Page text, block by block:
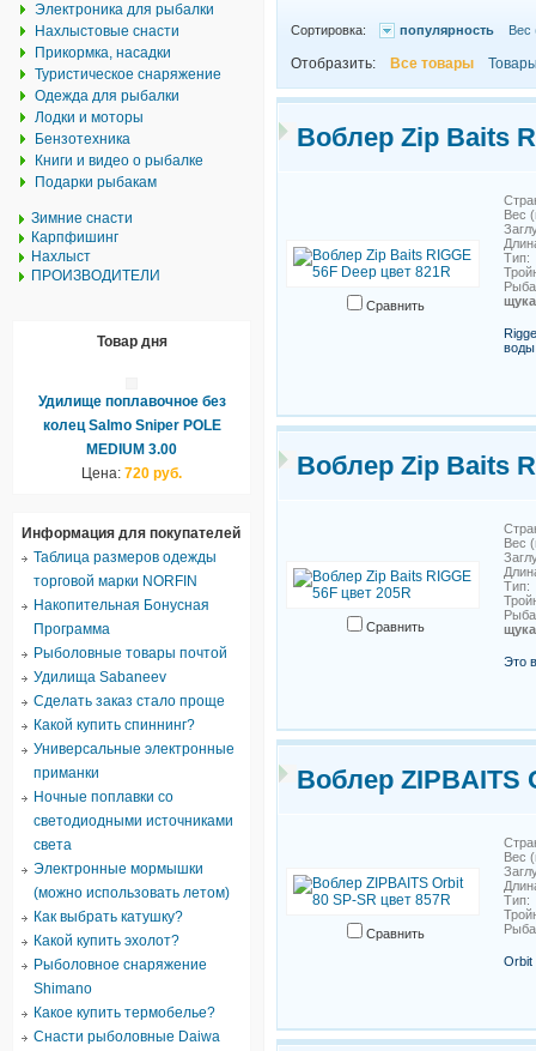
Электроника для рыбалки
Нахлыстовые снасти
Прикормка, насадки
Туристическое снаряжение
Одежда для рыбалки
Лодки и моторы
Бензотехника
Книги и видео о рыбалке
Подарки рыбакам
Зимние снасти
Карпфишинг
Нахлыст
ПРОИЗВОДИТЕЛИ
Товар дня
Удилище поплавочное без
колец Salmo Sniper POLE
MEDIUM 3.00
Цена: 720 руб.
Информация для покупателей
Таблица размеров одежды
торговой марки NORFIN
Накопительная Бонусная
Программа
Рыболовные товары почтой
Удилища Sabaneev
Сделать заказ стало проще
Какой купить спиннинг?
Универсальные электронные
приманки
Ночные поплавки со
светодиодными источниками
света
Электронные мормышки
(можно использовать летом)
Как выбрать катушку?
Какой купить эхолот?
Рыболовное снаряжение
Shimano
Какое купить термобелье?
Снасти рыболовные Daiwa
Сортировка: популярность Вес
Отобразить: Все товары
Воблер Zip Baits
Сравнить
Вес
Тип:
воды
Воблер Zip Baits
Сравнить
Вес
Тип:
Это
Воблер ZIPBAITS
Сравнить
Вес
Тип:
Orbit